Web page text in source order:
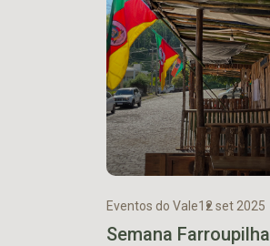
Eventos do Vale12 set 2025
Semana